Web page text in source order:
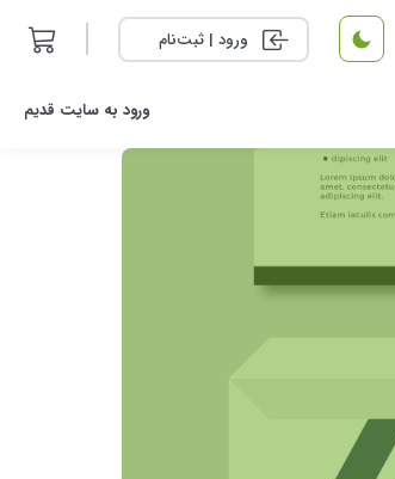
ورود | ثبت‌نام
ورود به سایت قدیم